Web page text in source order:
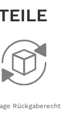
Rückgaberecht